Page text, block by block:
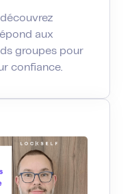
aux
groupes pour
confiance.